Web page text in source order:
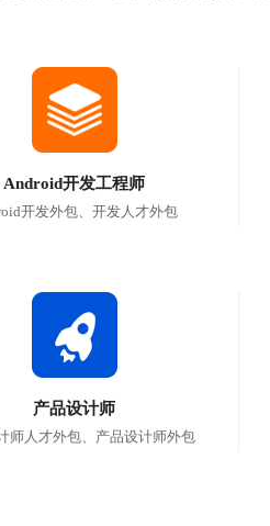
Android开发工程师
开发外包、开发人才外包
产品设计师
师人才外包、产品设计师外包